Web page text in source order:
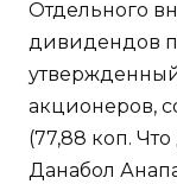
Отдельного
дивидендов
акционеров,
(77,88 коп.
Данабол